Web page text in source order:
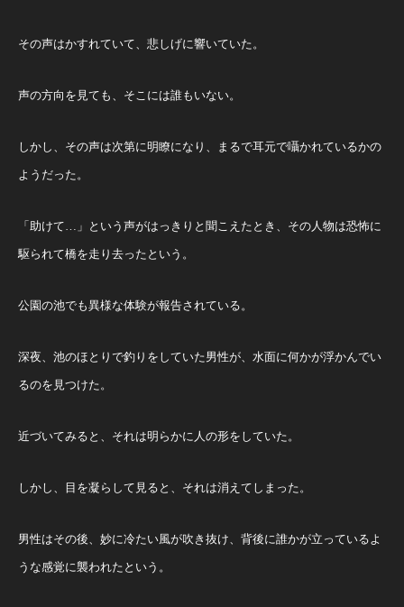
その声はかすれていて、悲しげに響いていた。
声の方向を見ても、そこには誰もいない。
しかし、その声は次第に明瞭になり、まるで耳元で囁かれているかの
ようだった。
「助けて…」という声がはっきりと聞こえたとき、その人物は恐怖に
駆られて橋を走り去ったという。
公園の池でも異様な体験が報告されている。
深夜、池のほとりで釣りをしていた男性が、水面に何かが浮かんでい
るのを見つけた。
近づいてみると、それは明らかに人の形をしていた。
しかし、目を凝らして見ると、それは消えてしまった。
男性はその後、妙に冷たい風が吹き抜け、背後に誰かが立っているよ
うな感覚に襲われたという。